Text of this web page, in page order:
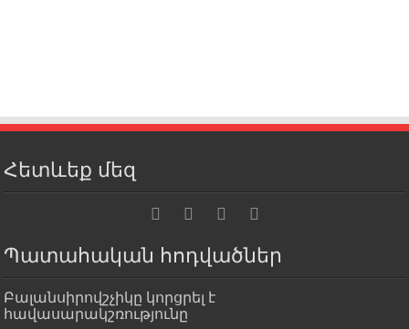
Հետևեք մեզ
Պատահական հոդվածներ
Բալանսիրովշչիկը կորցրել է
հավասարակշռությունը